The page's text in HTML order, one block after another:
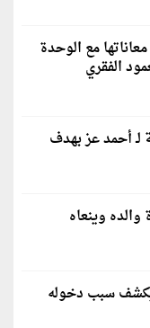
مع الوحدة
الفقري
لـ أحمد عز بهدف
وينعاه
سبب دخوله